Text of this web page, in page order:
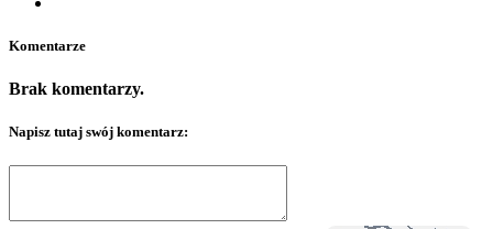
Komentarze
Brak komentarzy.
Napisz tutaj swój komentarz: